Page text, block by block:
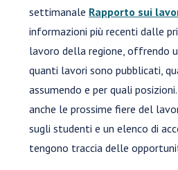
settimanale Rapporto sui
informazioni più recenti dalle
lavoro della regione, offrendo
quanti lavori sono pubblicati,
assumendo e per quali
anche le prossime fiere del
sugli studenti e un elenco di
tengono traccia delle